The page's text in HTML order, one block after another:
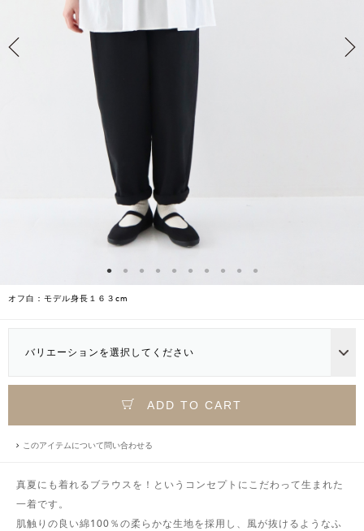
オフ白：モデル身長１６３cm
バリエーションを選択してください
ADD TO CART
このアイテムについて問い合わせる
真夏にも着れるブラウスを！というコンセプトにこだわって生まれた
一着です。
肌触りの良い綿100％の柔らかな生地を採用し、風が抜けるようなふ